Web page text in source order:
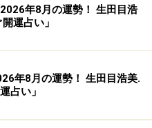
見る
（5月21日～6月21
2026年8月の運勢！ 生田目浩
運占い」
年8月の運勢！ 生田目浩美.
占い」